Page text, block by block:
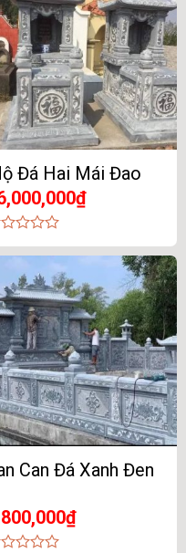
Đá Hai Mái Đao
₫
Can Đá Xanh Đen
₫